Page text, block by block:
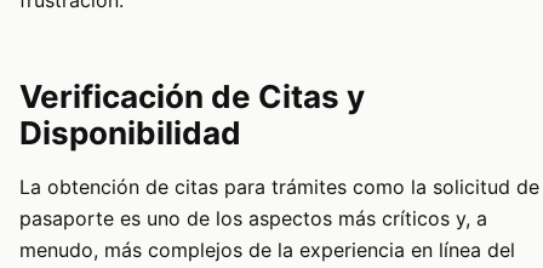
Verificación de Citas y
Disponibilidad
La obtención de citas para trámites como la solicitud de
pasaporte es uno de los aspectos más críticos y, a
menudo, más complejos de la experiencia en línea del